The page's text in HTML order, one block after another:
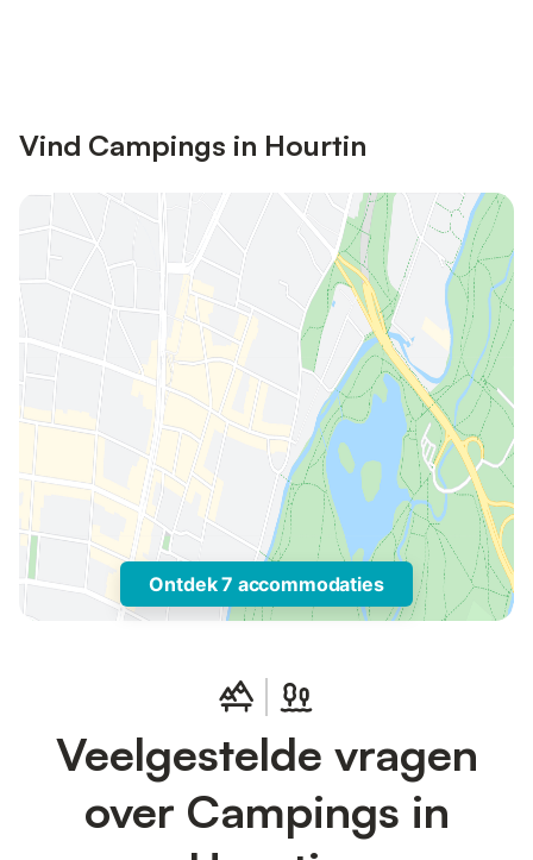
Vind Campings in Hourtin
Ontdek 7 accommodaties
Veelgestelde vragen
over Campings in